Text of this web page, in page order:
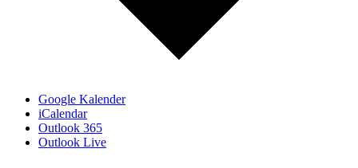
Google Kalender
iCalendar
Outlook 365
Outlook Live